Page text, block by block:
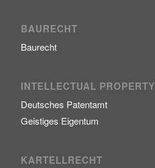
BAURECHT
Baurecht
INTELLECTUAL PROPERTY
Deutsches Patentamt
Geistiges Eigentum
KARTELLRECHT